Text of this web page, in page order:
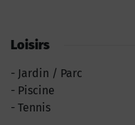
Loisirs
Jardin / Parc
Piscine
Tennis